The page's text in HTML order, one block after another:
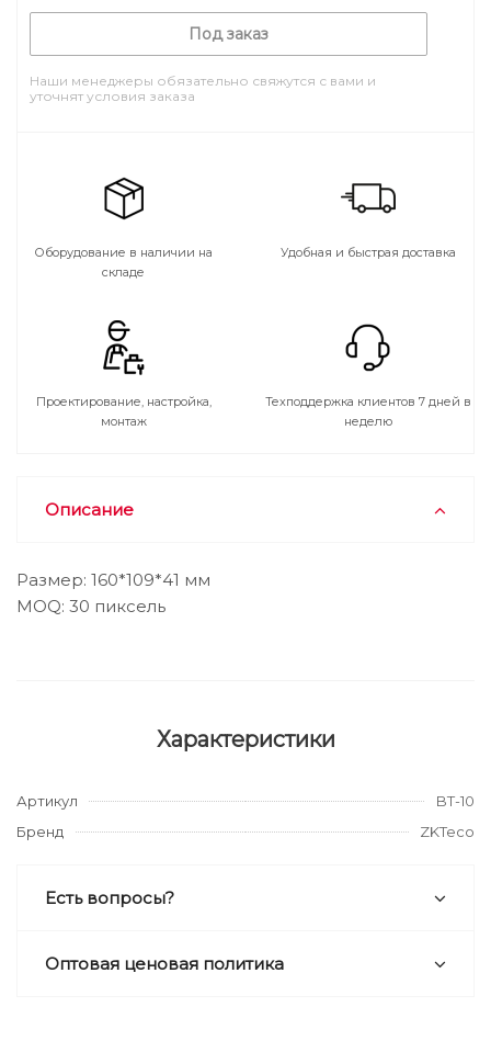
Под заказ
Наши менеджеры обязательно свяжутся с вами и
уточнят условия заказа
Оборудование в наличии на
складе
Удобная и быстрая доставка
Проектирование, настройка,
монтаж
Техподдержка клиентов 7 дней в
неделю
Описание
Размер: 160*109*41 мм
MOQ: 30 пиксель
Характеристики
Артикул
BT-10
Бренд
ZKTeco
Есть вопросы?
Оптовая ценовая политика